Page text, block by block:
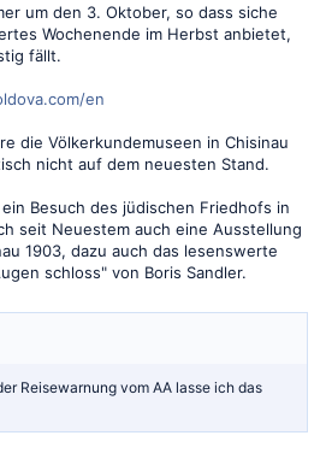
um den 3. Oktober, so dass siche
Wochenende im Herbst anbietet,
fällt.
en
die Völkerkundemuseen in Chisinau
nicht auf dem neuesten Stand.
Besuch des jüdischen Friedhofs in
seit Neuestem auch eine Ausstellung
1903, dazu auch das lesenswerte
schloss" von Boris Sandler.
Reisewarnung vom AA lasse ich das